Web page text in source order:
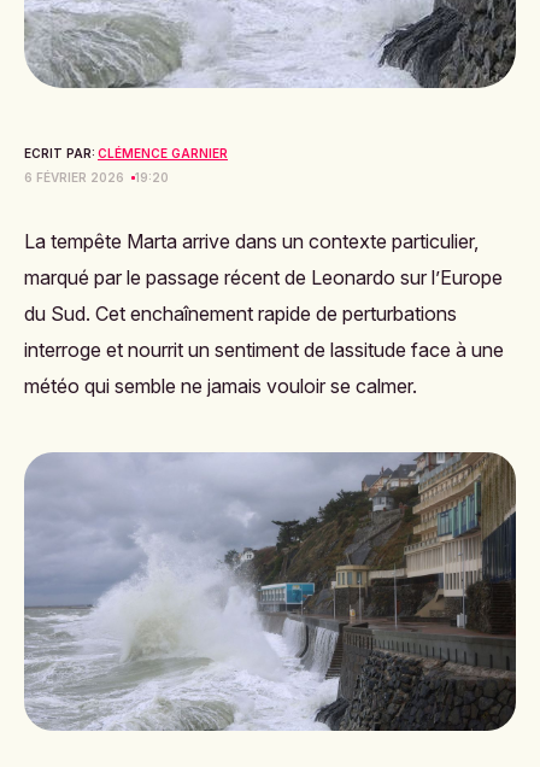
ECRIT PAR: CLÉMENCE GARNIER
6 FÉVRIER 2026
19:20
La tempête Marta arrive dans un contexte particulier,
marqué par le passage récent de Leonardo sur l’Europe
du Sud. Cet enchaînement rapide de perturbations
interroge et nourrit un sentiment de lassitude face à une
météo qui semble ne jamais vouloir se calmer.